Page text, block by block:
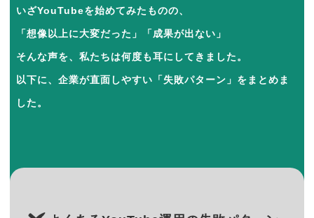
いざYouTubeを始めてみたものの、
「想像以上に大変だった」「成果が出ない」
そんな声を、私たちは何度も耳にしてきました。
以下に、企業が直面しやすい「失敗パターン」をまとめま
した。